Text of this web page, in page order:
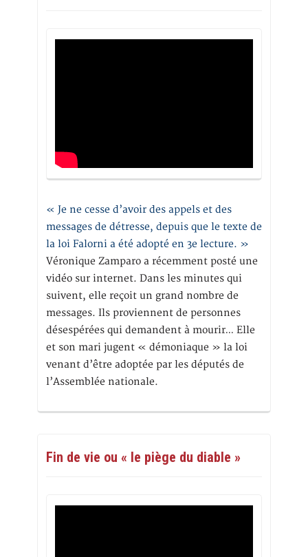
« Je ne cesse d’avoir des appels et des
messages de détresse, depuis que le texte de
la loi Falorni a été adopté en 3e lecture. »
Véronique Zamparo a récemment posté une
vidéo sur internet. Dans les minutes qui
suivent, elle reçoit un grand nombre de
messages. Ils proviennent de personnes
désespérées qui demandent à mourir… Elle
et son mari jugent « démoniaque » la loi
venant d’être adoptée par les députés de
l’Assemblée nationale.
Fin de vie ou « le piège du diable »